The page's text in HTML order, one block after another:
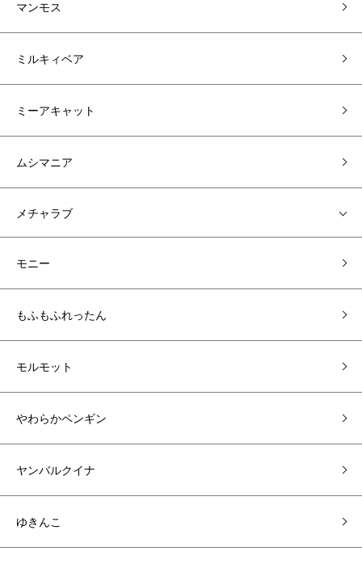
マンモス
ミルキィベア
ミーアキャット
ムシマニア
メチャラブ
モニー
もふもふれったん
モルモット
やわらかペンギン
ヤンバルクイナ
ゆきんこ